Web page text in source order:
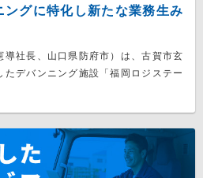
グに特化し新たな業務生み
導社長、山口県防府市）は、古賀市玄
デバンニング施設「福岡ロジステー